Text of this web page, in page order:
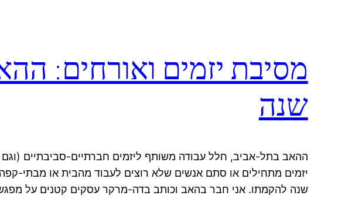
שנה
ההאב בתל-אביב, חלל עבודה משותף ליזמים חברתיים-סביבתיים (וגם
יזמים מתחילים או סתם אנשים שלא רוצים לעבוד מהבית או מבתי-
שנה להקמתו. אני חבר בהאב וכותב בדה-מרקר עסקים קטנים על